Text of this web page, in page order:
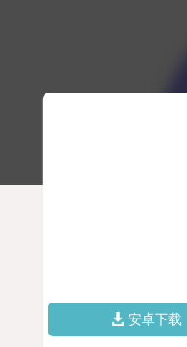
安卓下载